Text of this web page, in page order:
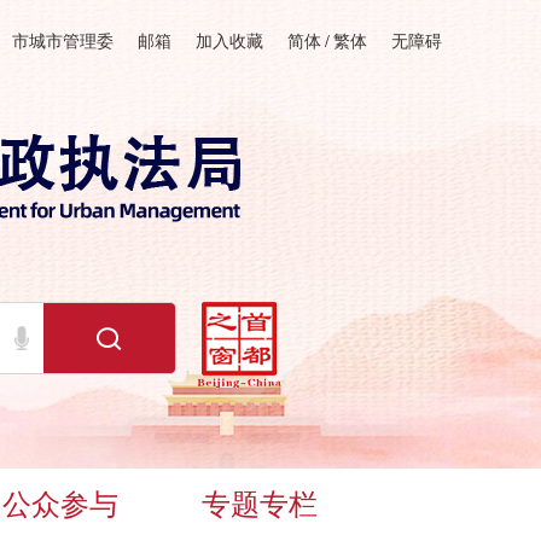
市城市管理委 邮箱 加入收藏 简体 / 繁体 无障碍
公众参与 专题专栏